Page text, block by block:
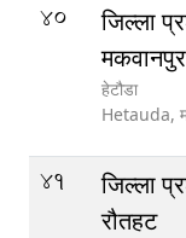
40
जिल्ला
मकवानपुर
हेटौडा
Hetauda,
41
जिल्ला
रौतहट